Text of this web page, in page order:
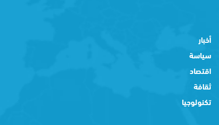
أخبار
سياسة
اقتصاد
ثقافة
تكنولوجيا